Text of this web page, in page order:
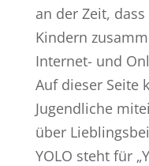
an der Zeit,
Kindern
Internet- und
Auf dieser Seite
Jugendliche
über
YOLO steht für